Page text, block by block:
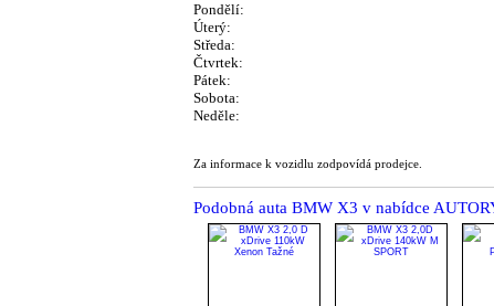
Pondělí:
Úterý:
Středa:
Čtvrtek:
Pátek:
Sobota:
Neděle:
Za informace k vozidlu zodpovídá prodejce.
Podobná auta BMW X3 v nabídce